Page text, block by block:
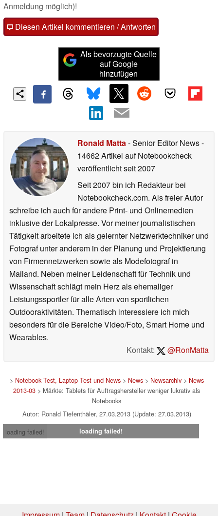
Anmeldung möglich)!
Diesen Artikel kommentieren / Antworten
Als bevorzugte Quelle
auf Google
hinzufügen
Ronald Matta- Senior Editor News-
14662 Artikel auf Notebookcheck
veröffentlichtseit 2007
Seit 2007 bin ich Redakteur bei
Notebookcheck.com. Als freier Autor
schreibe ich auch für andere Print- und Onlinemedien
inklusive der Lokalpresse. Vor meiner journalistischen
Tätigkeit arbeitete ich als gelernter Netzwerktechniker und
Fotograf unter anderem in der Planung und Projektierung
von Firmennetzwerken sowie als Modefotograf in
Mailand. Neben meiner Leidenschaft für Technik und
Wissenschaft schlägt mein Herz als ehemaliger
Leistungssportler für alle Arten von sportlichen
Outdooraktivitäten. Thematisch interessiere ich mich
besonders für die Bereiche Video/Foto, Smart Home und
Wearables.
Kontakt:
@RonMatta
> Notebook Test, Laptop Test und News> News> Newsarchiv> News
2013-03 > Märkte: Tablets für Auftragshersteller weniger lukrativ als
Notebooks
Autor: Ronald Tiefenthäler, 27.03.2013 (Update: 27.03.2013)
loading failed!
loading failed!